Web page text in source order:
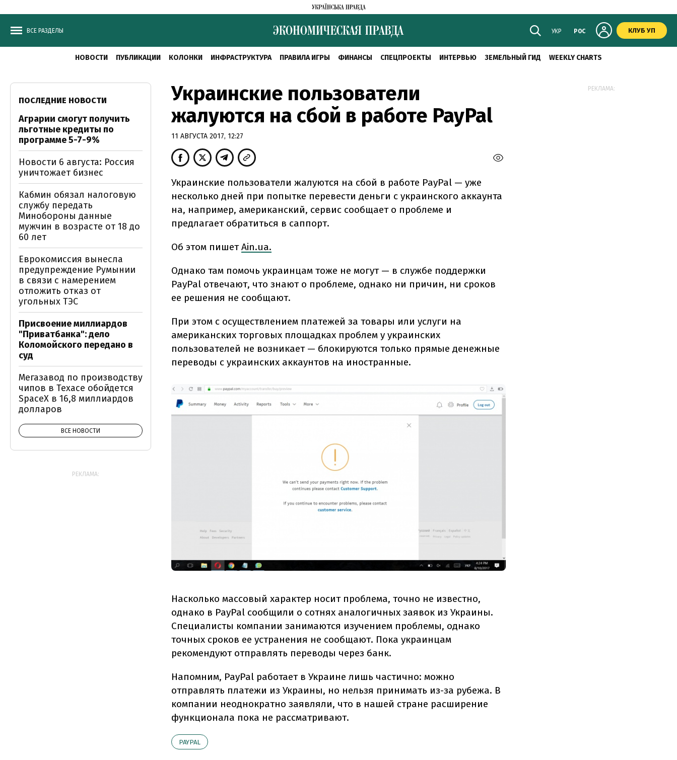
ВСЕ РАЗДЕЛЫ УКР РОС КЛУБ УП
НОВОСТИ ПУБЛИКАЦИИ КОЛОНКИ ИНФРАСТРУКТУРА ПРАВИЛА ИГРЫ ФИНАНСЫ СПЕЦПРОЕКТЫ ИНТЕРВЬЮ ЗЕМЕЛЬНЫЙ ГИД WEEKLY CHARTS
Украинские пользователи
жалуются на сбой в работе PayPal
11 АВГУСТА 2017, 12:27
Украинские пользователи жалуются на сбой в работе PayPal — уже
несколько дней при попытке перевести деньги с украинского аккаунта
на, например, американский, сервис сообщает о проблеме и
предлагает обратиться в саппорт.
Об этом пишетAin.ua.
Однако там помочь украинцам тоже не могут — в службе поддержки
PayPal отвечают, что знают о проблеме, однако ни причин, ни сроков
ее решения не сообщают.
При этом с осуществлением платежей за товары или услуги на
американских торговых площадках проблем у украинских
пользователей не возникает — блокируются только прямые денежные
переводы с украинских аккаунтов на иностранные.
Насколько массовый характер носит проблема, точно не известно,
однако в PayPal сообщили о сотнях аналогичных заявок из Украины.
Специалисты компании занимаются изучением проблемы, однако
точных сроков ее устранения не сообщают. Пока украинцам
рекомендуют отправлять переводы через банк.
Напомним, PayPal работает в Украине лишь частично: можно
отправлять платежи из Украины, но нельзя принимать из-за рубежа. В
компании неоднократно заявляли, что в нашей стране расширение
функционала пока не рассматривают.
PAYPAL
ПОСЛЕДНИЕ НОВОСТИ
Аграрии смогут получить
льготные кредиты по
программе 5-7-9%
Новости 6 августа: Россия
уничтожает бизнес
Кабмин обязал налоговую
службу передать
Минобороны данные
мужчин в возрасте от 18 до
60 лет
Еврокомиссия вынесла
предупреждение Румынии
в связи с намерением
отложить отказ от
угольных ТЭС
Присвоение миллиардов
"Приватбанка": дело
Коломойского передано в
суд
Мегазавод по производству
чипов в Техасе обойдется
SpaceX в 16,8 миллиардов
долларов
ВСЕ НОВОСТИ
РЕКЛАМА:
РЕКЛАМА: